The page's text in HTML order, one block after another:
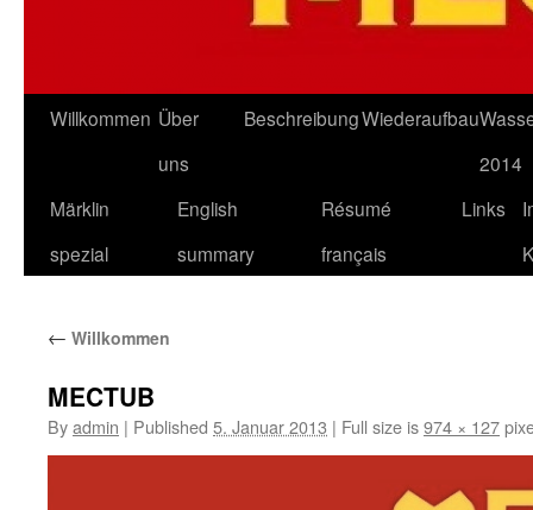
Skip
content
Willkommen Über
uns
BeschreibungWiederaufbau
2014
Märklin
spezial
English
summary
Résumé
français
Links
← Willkommen
MECTUB
Byadmin | Published 5. Januar 2013 | Full size is974 × 127